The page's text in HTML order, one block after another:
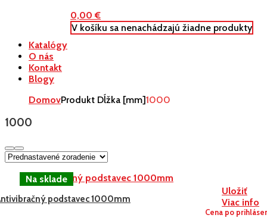
0,00€
V košíku sa nenachádzajú žiadne produkty
Katalógy
O nás
Kontakt
Blogy
DomovProdukt Dĺžka [mm]1000
1000
Uložiť
Viac info
podstavec 1000mm
Cena po